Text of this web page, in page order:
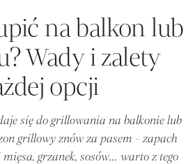
na balkon lub
Wady i zalety
opcji
się do grillowania na balkonie lub
grillowy znów za pasem - zapach
grzanek, sosów... warto z tego